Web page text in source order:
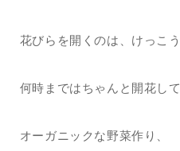
花びらを開くのは、けっこう
何時まではちゃんと開花し
オーガニックな野菜作り、